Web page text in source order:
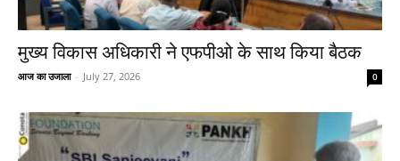
मुख्य विकास अधिकारी ने एफपीओ के साथ किया बैठक
आज का उजाला - July 27, 2026 0